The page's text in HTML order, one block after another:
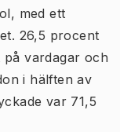
med ett
26,5 procent
vardagar och
i hälften av
var 71,5